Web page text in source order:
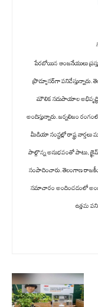
పేరబోయిన ఆంజనేయులు
ప్రొడ్యూసర్‌గా పనిచేస్తున్నారు.
మౌలిక సదుపాయాల
అందిస్తున్నారు. జర్నలిజం
మీడియా సంస్థల్లో రాష్ట్ర
పాల్గొన్న అనుభవంతో పాటు,
సంపాదించారు. తెలంగాణ
సమాచారం అందించడంలో అంజి
ఉత్తమ